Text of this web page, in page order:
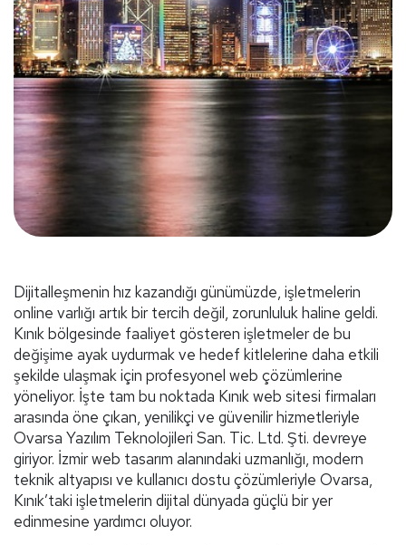
Dijitalleşmenin hız kazandığı günümüzde, işletmelerin
online varlığı artık bir tercih değil, zorunluluk haline geldi.
Kınık bölgesinde faaliyet gösteren işletmeler de bu
değişime ayak uydurmak ve hedef kitlelerine daha etkili
şekilde ulaşmak için profesyonel web çözümlerine
yöneliyor. İşte tam bu noktada Kınık web sitesi firmaları
arasında öne çıkan, yenilikçi ve güvenilir hizmetleriyle
Ovarsa Yazılım Teknolojileri San. Tic. Ltd. Şti. devreye
giriyor. İzmir web tasarım alanındaki uzmanlığı, modern
teknik altyapısı ve kullanıcı dostu çözümleriyle Ovarsa,
Kınık’taki işletmelerin dijital dünyada güçlü bir yer
edinmesine yardımcı oluyor.